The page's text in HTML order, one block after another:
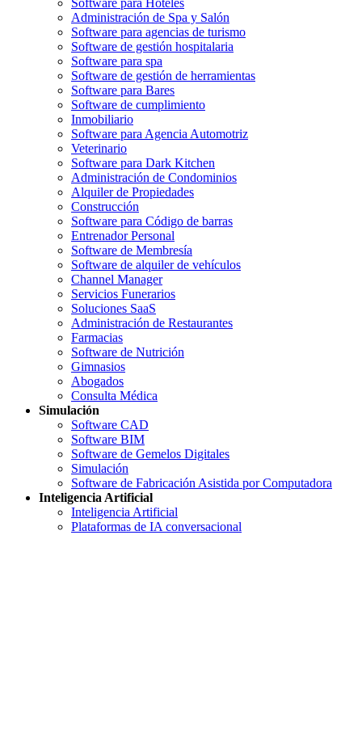
Software para Hoteles
Administración de Spa y Salón
Software para agencias de turismo
Software de gestión hospitalaria
Software para spa
Software de gestión de herramientas
Software para Bares
Software de cumplimiento
Inmobiliario
Software para Agencia Automotriz
Veterinario
Software para Dark Kitchen
Administración de Condominios
Alquiler de Propiedades
Construcción
Software para Código de barras
Entrenador Personal
Software de Membresía
Software de alquiler de vehículos
Channel Manager
Servicios Funerarios
Soluciones SaaS
Administración de Restaurantes
Farmacias
Software de Nutrición
Gimnasios
Abogados
Consulta Médica
Simulación
Software CAD
Software BIM
Software de Gemelos Digitales
Simulación
Software de Fabricación Asistida por Computadora
Inteligencia Artificial
Inteligencia Artificial
Plataformas de IA conversacional